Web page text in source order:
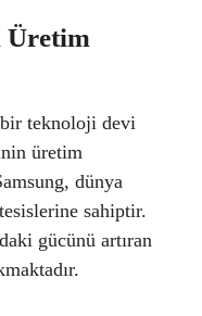
Üretim
teknoloji devi
üretim
dünya
sahiptir.
gücünü artıran